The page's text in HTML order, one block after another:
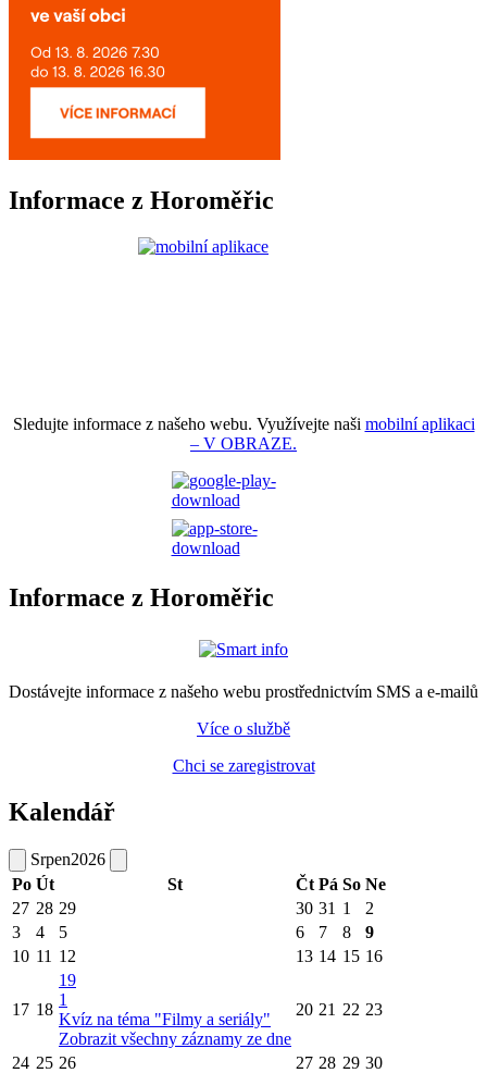
Informace z Horoměřic
Sledujte informace z našeho webu. Využívejte naši mobilní aplikaci
– V OBRAZE.
Informace z Horoměřic
Dostávejte informace z našeho webu prostřednictvím SMS a e-mailů
Více o službě
Chci se zaregistrovat
Kalendář
Srpen2026
Po Út St Čt Pá So Ne
27 28 29 30 31 1
2
3
4 5 6 7 8
9
10 11 12 13 14 15 16
17 18
19
1
Kvíz na téma "Filmy a seriály"
Zobrazit všechny záznamy ze dne
20 21 22 23
24 25 26 27 28 29 30